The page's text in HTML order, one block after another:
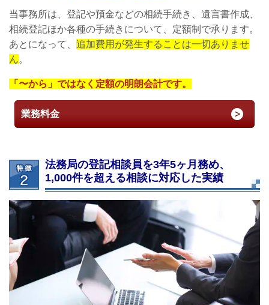
当事務所は、登記や預金などの相続手続き、遺言書作成、
相続登記ほか各種の手続きについて、定額制で承ります。
あとになって、 追加費用が発生することは一切ありませ
ん。
「〜から」ではなく定額の明朗会計です。
業務料金
法務局の登記相談員を3年5ヶ月務め、
1,000件を超える相談に対応した実績